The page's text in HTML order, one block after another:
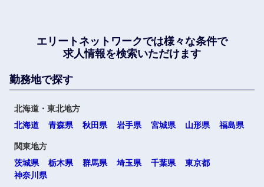
エリートネットワークでは様々な条件で
求人情報を検索いただけます
勤務地で探す
北海道・東北地方
北海道
青森県 秋田県 岩手県 宮城県 山形県 福島県
関東地方
茨城県
栃木県 群馬県 埼玉県 千葉県
東京都
神奈川県